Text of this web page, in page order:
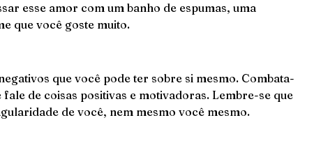
esse amor com um banho de espumas, uma
que você goste muito.
que você pode ter sobre si mesmo. Combata-
de coisas positivas e motivadoras. Lembre-se que
de você, nem mesmo você mesmo.